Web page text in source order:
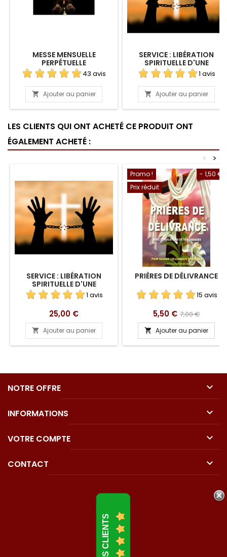
MESSE MENSUELLE
PERPÉTUELLE
43 avis
 Ajouter au panier
SERVICE : LIBÉRATION
SPIRITUELLE D'UNE
PERSONNE 1 avis
 Ajouter au panier
LES CLIENTS QUI ONT ACHETÉ CE PRODUIT ONT
ÉGALEMENT ACHETÉ :
>
<
SERVICE : LIBÉRATION
SPIRITUELLE D'UNE
PERSONNE 1 avis
Prix
25,00 €
 Ajouter au panier
- 1,50 €
Promo !
Prix réduit
PRIÈRES DE DÉLIVRANCE
15 avis
Prix
5,50 € Prix
de
base
7,00 €
 Ajouter au panier
NOTRE OFFRE 
INFORMATIONS 
VOTRE COMPTE 
CONTACT 
AVIS CLIENTS